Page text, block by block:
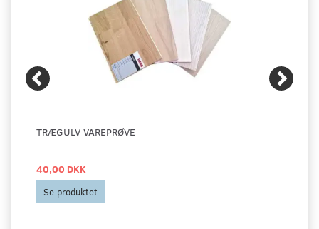
TRÆGULV VAREPRØVE
40,00 DKK
Se produktet